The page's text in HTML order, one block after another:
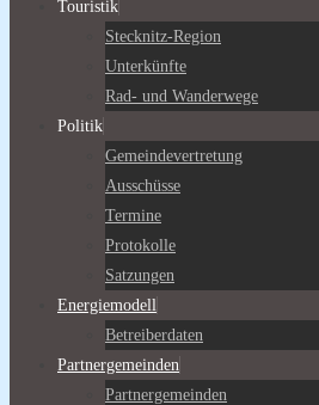
Touristik
Stecknitz-Region
Unterkünfte
Rad- und Wanderwege
Politik
Gemeindevertretung
Ausschüsse
Termine
Protokolle
Satzungen
Energiemodell
Betreiberdaten
Partnergemeinden
Partnergemeinden